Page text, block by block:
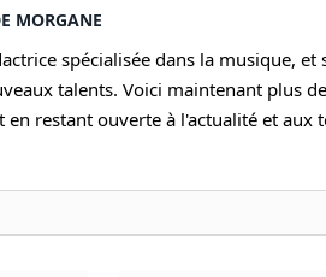
MORGANE
spécialisée dans la musique,
talents. Voici maintenant plus
en restant ouverte à l'actualité et aux